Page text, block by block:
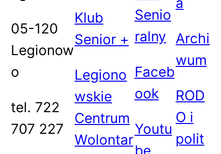
05-120
Legionow
o
tel. 722
707 227
Klub
Senior +
Legiono
wskie
Centrum
Wolontar
Senio
ralny
Faceb
ook
Youtu
be
Archi
wum
ROD
O i
polit